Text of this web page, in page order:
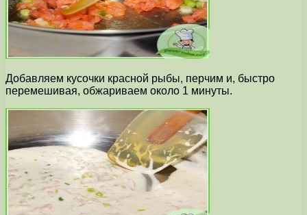
Добавляем кусочки красной рыбы, перчим и, быстро
перемешивая, обжариваем около 1 минуты.